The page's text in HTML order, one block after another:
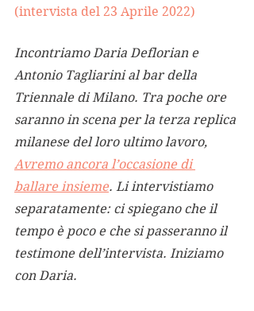
(intervista del 23 Aprile 2022)
Incontriamo Daria Deflorian e
Antonio Tagliarini al bar della
Triennale di Milano. Tra poche ore
saranno in scena per la terza replica
milanese del loro ultimo lavoro,
Avremo ancora l’occasione di
ballare insieme. Li intervistiamo
separatamente: ci spiegano che il
tempo è poco e che si passeranno il
testimone dell’intervista. Iniziamo
con Daria.